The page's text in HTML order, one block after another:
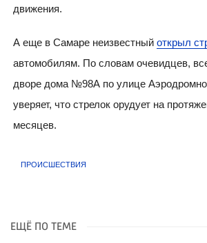
движения.
А еще в Самаре неизвестный открыл
автомобилям. По словам очевидцев,
дворе дома №98А по улице
уверяет, что стрелок орудует на
месяцев.
ПРОИСШЕСТВИЯ
ЕЩЁ ПО ТЕМЕ